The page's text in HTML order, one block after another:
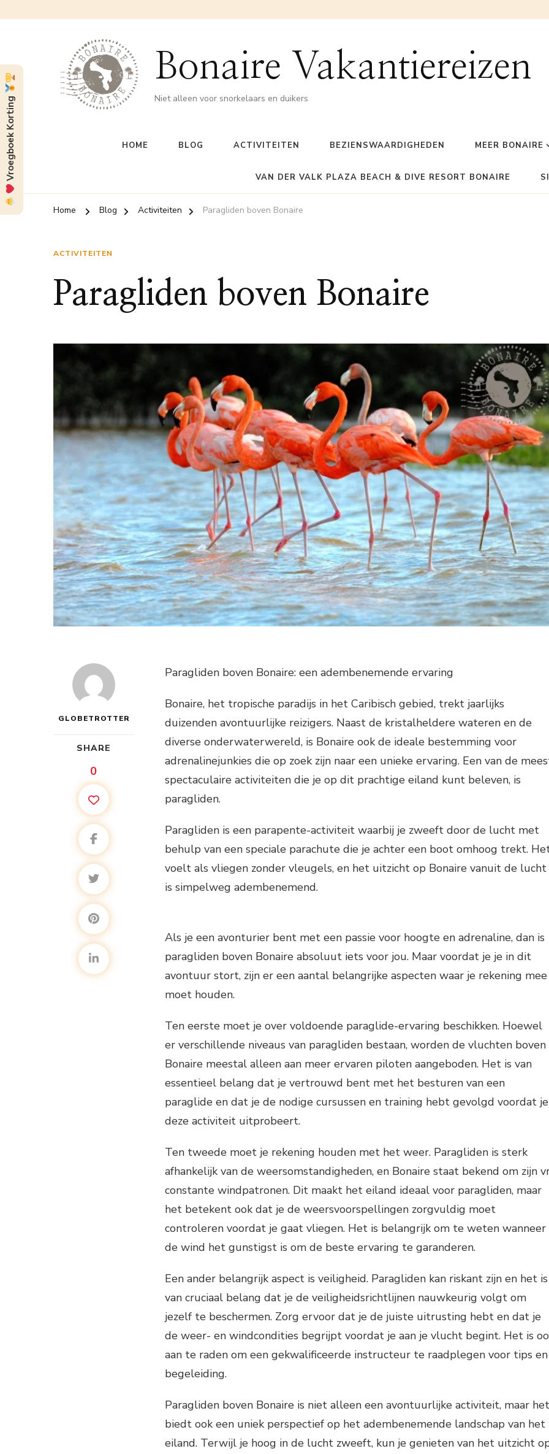
Bonaire Vakantiereizen
Niet alleen voor snorkelaars en duikers
HOME BLOG ACTIVITEITEN BEZIENSWAARDIGHEDEN MEER BONAIRE
VAN DER VALK PLAZA BEACH & DIVE RESORT BONAIRE
Home Blog Activiteiten Paragliden boven Bonaire
ACTIVITEITEN
Paragliden boven Bonaire
GLOBETROTTER
SHARE
0
Paragliden boven Bonaire: een adembenemende ervaring
Bonaire, het tropische paradijs in het Caribisch gebied, trekt jaarlijks
duizenden avontuurlijke reizigers. Naast de kristalheldere wateren en de
diverse onderwaterwereld, is Bonaire ook de ideale bestemming voor
adrenalinejunkies die op zoek zijn naar een unieke ervaring. Een van de
spectaculaire activiteiten die je op dit prachtige eiland kunt beleven, is
paragliden.
Paragliden is een parapente-activiteit waarbij je zweeft door de lucht met
behulp van een speciale parachute die je achter een boot omhoog trekt.
voelt als vliegen zonder vleugels, en het uitzicht op Bonaire vanuit de lucht
is simpelweg adembenemend.
Als je een avonturier bent met een passie voor hoogte en adrenaline, dan is
paragliden boven Bonaire absoluut iets voor jou. Maar voordat je je in dit
avontuur stort, zijn er een aantal belangrijke aspecten waar je rekening mee
moet houden.
Ten eerste moet je over voldoende paraglide-ervaring beschikken. Hoewel
er verschillende niveaus van paragliden bestaan, worden de vluchten boven
Bonaire meestal alleen aan meer ervaren piloten aangeboden. Het is van
essentieel belang dat je vertrouwd bent met het besturen van een
paraglide en dat je de nodige cursussen en training hebt gevolgd voordat je
deze activiteit uitprobeert.
Ten tweede moet je rekening houden met het weer. Paragliden is sterk
afhankelijk van de weersomstandigheden, en Bonaire staat bekend om zijn
constante windpatronen. Dit maakt het eiland ideaal voor paragliden, maar
het betekent ook dat je de weersvoorspellingen zorgvuldig moet
controleren voordat je gaat vliegen. Het is belangrijk om te weten wanneer
de wind het gunstigst is om de beste ervaring te garanderen.
Een ander belangrijk aspect is veiligheid. Paragliden kan riskant zijn en het is
van cruciaal belang dat je de veiligheidsrichtlijnen nauwkeurig volgt om
jezelf te beschermen. Zorg ervoor dat je de juiste uitrusting hebt en dat je
de weer- en windcondities begrijpt voordat je aan je vlucht begint. Het is
aan te raden om een gekwalificeerde instructeur te raadplegen voor tips en
begeleiding.
Paragliden boven Bonaire is niet alleen een avontuurlijke activiteit, maar het
biedt ook een uniek perspectief op het adembenemende landschap van het
eiland. Terwijl je hoog in de lucht zweeft, kun je genieten van het uitzicht
Vroegboek Korting